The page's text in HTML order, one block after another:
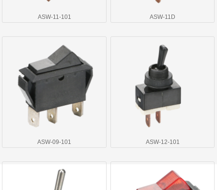
ASW-11-101 ASW-11D
ASW-09-101 ASW-12-101